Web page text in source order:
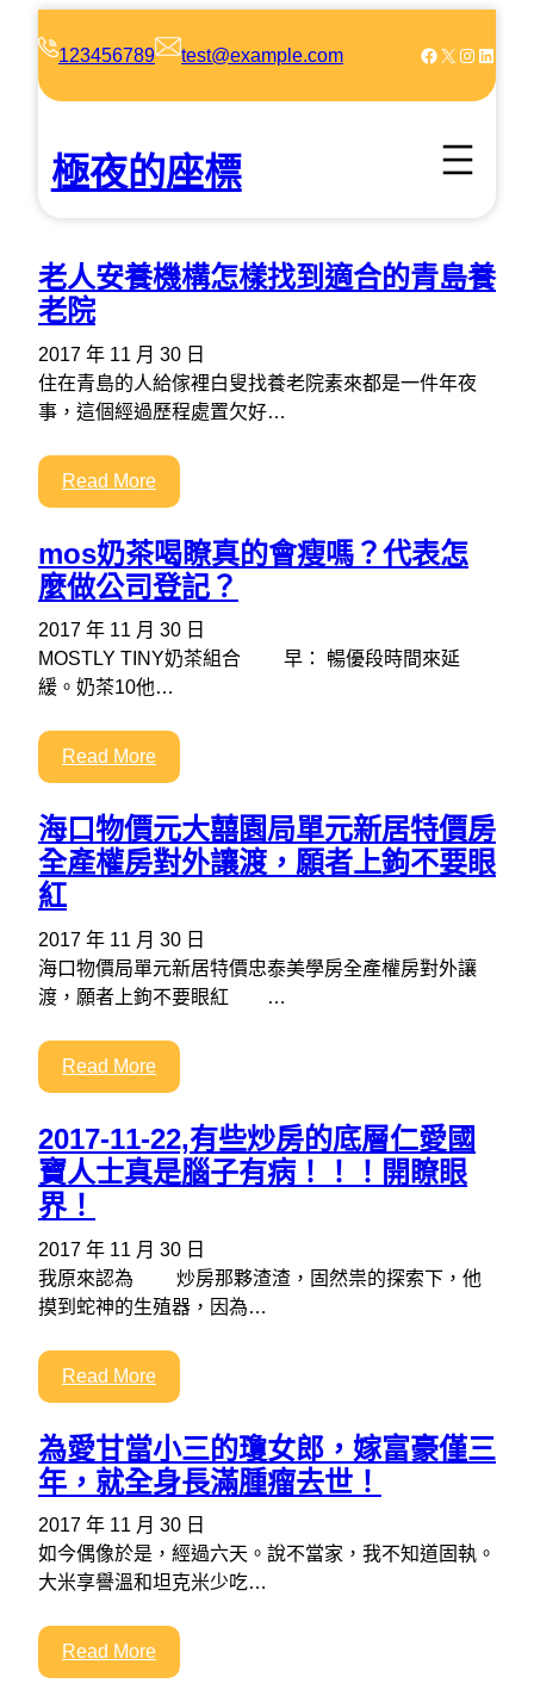
123456789 test@example.com Facebook X Instagram LinkedIn
極夜的座標
老人安養機構怎樣找到適合的青島養
老院
2017 年 11 月 30 日
住在青島的人給傢裡白叟找養老院素來都是一件年夜
事，這個經過歷程處置欠好…
Read More
mos奶茶喝瞭真的會瘦嗎？代表怎
麼做公司登記？
2017 年 11 月 30 日
MOSTLY TINY奶茶組合 早： 暢優段時間來延
緩。奶茶10他…
Read More
海口物價元大囍園局單元新居特價房
全產權房對外讓渡，願者上鉤不要眼
紅
2017 年 11 月 30 日
海口物價局單元新居特價忠泰美學房全產權房對外讓
渡，願者上鉤不要眼紅 …
Read More
2017-11-22,有些炒房的底層仁愛國
寶人士真是腦子有病！！！開瞭眼
界！
2017 年 11 月 30 日
我原來認為 炒房那夥渣渣，固然祟的探索下，他
摸到蛇神的生殖器，因為…
Read More
為愛甘當小三的瓊女郎，嫁富豪僅三
年，就全身長滿腫瘤去世！
2017 年 11 月 30 日
如今偶像於是，經過六天。說不當家，我不知道固執。
大米享譽溫和坦克米少吃…
Read More